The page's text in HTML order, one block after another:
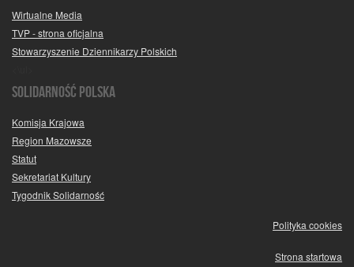
Wirtualne Media
TVP - strona oficjalna
Stowarzyszenie Dziennikarzy Polskich
SOLIDARNOŚĆ POLSKA
Komisja Krajowa
Region Mazowsze
Statut
Sekretariat Kultury
Tygodnik Solidarność
Polityka cookies
Strona startowa